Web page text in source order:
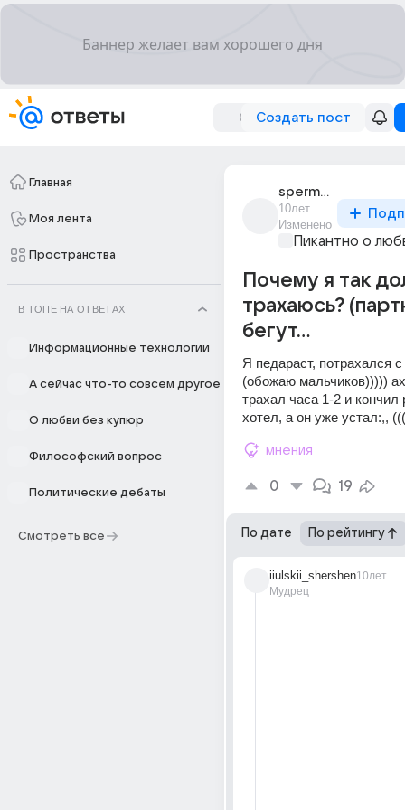
Создать пост
Главная
Моя лента
Пространства
В ТОПЕ НА ОТВЕТАХ
Информационные технологии
А сейчас что-то совсем другое
О любви без купюр
Философский вопрос
Политические дебаты
Смотреть все
sperma_diavola
10лет
Изменено
Пикантно о
Почему я так
трахаюсь?
бегут...
Я педараст, потрахался
(обожаю мальчиков)))))
трахал часа 1-2 и кончил
хотел, а он уже устал:,,
мнения
0 19
По дате По рейтингу
iiulskii_shershen
Мудрец
10лет